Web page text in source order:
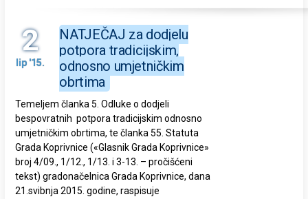
2
lip '15.
NATJEČAJ za dodjelu
potpora tradicijskim,
odnosno umjetničkim
obrtima
Temeljem članka 5. Odluke o dodjeli
bespovratnih potpora tradicijskim odnosno
umjetničkim obrtima, te članka 55. Statuta
Grada Koprivnice («Glasnik Grada Koprivnice»
broj 4/09., 1/12., 1/13. i 3-13. – pročišćeni
tekst) gradonačelnica Grada Koprivnice, dana
21.svibnja 2015. godine, raspisuje